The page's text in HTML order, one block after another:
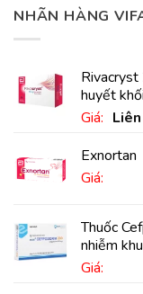
NHÃN HÀNG
huyết
Giá:
Exnortan
Giá:
Thuốc
nhiễm
Giá: